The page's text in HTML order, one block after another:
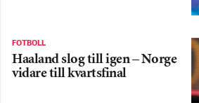
FOTBOLL
Haaland slog till igen – Norge
vidare till kvartsfinal